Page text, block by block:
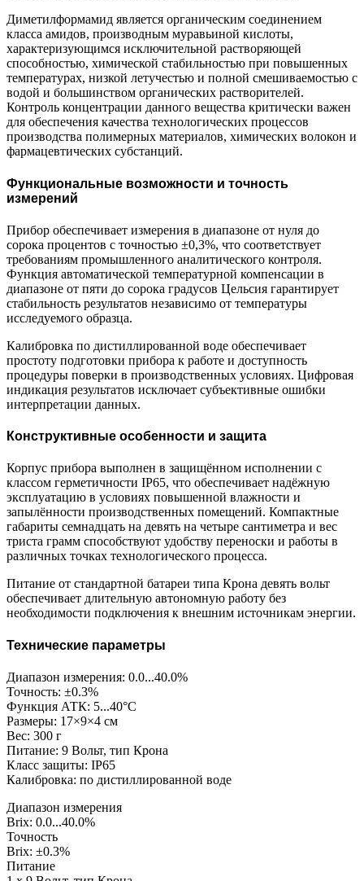
Диметилформамид является органическим соединением
класса амидов, производным муравьиной кислоты,
характеризующимся исключительной растворяющей
способностью, химической стабильностью при повышенных
температурах, низкой летучестью и полной смешиваемостью с
водой и большинством органических растворителей.
Контроль концентрации данного вещества критически важен
для обеспечения качества технологических процессов
производства полимерных материалов, химических волокон и
фармацевтических субстанций.
Функциональные возможности и точность
измерений
Прибор обеспечивает измерения в диапазоне от нуля до
сорока процентов с точностью ±0,3%, что соответствует
требованиям промышленного аналитического контроля.
Функция автоматической температурной компенсации в
диапазоне от пяти до сорока градусов Цельсия гарантирует
стабильность результатов независимо от температуры
исследуемого образца.
Калибровка по дистиллированной воде обеспечивает
простоту подготовки прибора к работе и доступность
процедуры поверки в производственных условиях. Цифровая
индикация результатов исключает субъективные ошибки
интерпретации данных.
Конструктивные особенности и защита
Корпус прибора выполнен в защищённом исполнении с
классом герметичности IP65, что обеспечивает надёжную
эксплуатацию в условиях повышенной влажности и
запылённости производственных помещений. Компактные
габариты семнадцать на девять на четыре сантиметра и вес
триста грамм способствуют удобству переноски и работы в
различных точках технологического процесса.
Питание от стандартной батареи типа Крона девять вольт
обеспечивает длительную автономную работу без
необходимости подключения к внешним источникам энергии.
Технические параметры
Диапазон измерения: 0.0...40.0%
Точность: ±0.3%
Функция АТК: 5...40°C
Размеры: 17×9×4 см
Вес: 300 г
Питание: 9 Вольт, тип Крона
Класс защиты: IP65
Калибровка: по дистиллированной воде
Диапазон измерения
Brix: 0.0...40.0%
Точность
Brix: ±0.3%
Питание